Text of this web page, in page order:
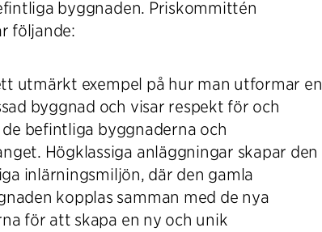
byggnaden. Priskommittén
följande:
utmärkt exempel på hur man utformar en
byggnad och visar respekt för och
befintliga byggnaderna och
Högklassiga anläggningar skapar den
inlärningsmiljön, där den gamla
kopplas samman med de nya
för att skapa en ny och unik